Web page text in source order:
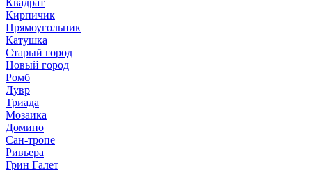
Кирпичик
Прямоугольник
Катушка
Старый город
Новый город
Ромб
Лувр
Триада
Мозаика
Домино
Сан-тропе
Ривьера
Грин Галет